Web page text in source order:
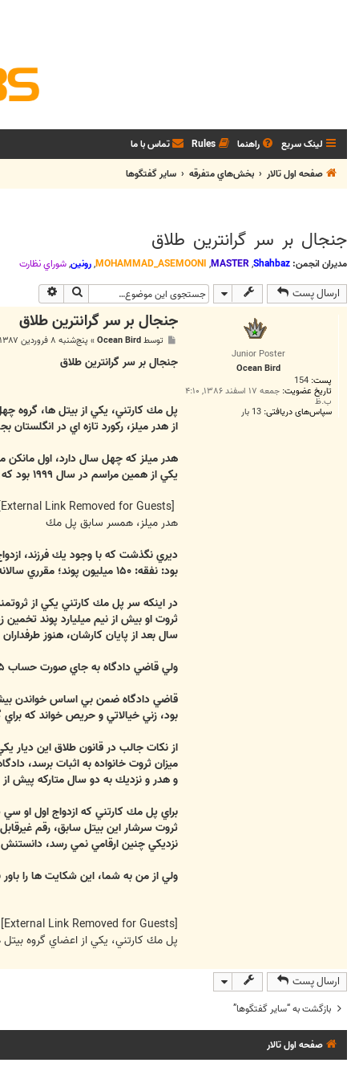
لینک سریع راهنما Rules
تماس با ما
صفحه اول تالار
بخش‌‌هاي متفرقه ساير گفتگوها
جنجال بر سر گرانترين طلاق
مدیران انجمن: Shahbaz
,
MASTER
,
MOHAMMAD_ASEMOONI
,رونین,شوراي نظارت
ارسال پست جستجو
Junior Poster
Ocean Bird
پست: 154
تاریخ عضویت: جمعه ۱۷ اسفند ۱۳۸۶, ۴:۱۰
ب.ظ
سپاس‌های دریافتی: 13 بار
جنجال بر سر گرانترين طلاق
ت
توسطOcean Bird
» پنج‌شنبه ۸ فروردین ۱۳۸۷, ۳:۰۱ ب.ظ
جنجال بر سر گرانترين طلاق
از هدر ميلز، ركورد تازه اي در
يكي از همين مراسم در سال ۱۹۹۹ بود كه با پل مك كارتني كه تازه از ملكه لقب سر گرفته بود آشنا شد و با وجود ۲۵ سال تفاوت سن به هم دل باختند و بعد از دو سال ازدواج كردند.
[External Link Removed for Guests]
هدر ميلز، همسر سابق پل مك
ديري نگذشت كه با وجود يك فرزند،
بود: نفقه: ۱۵۰ ميليون پوند؛ مقرري سالانه براي ادامه فعاليت هاي نيكوكارانه: ۶۲۷ هزار پوند؛ مقرري سالانه براي سفر و استراحت: نيم ميليون پوند و ... اقلام و مبالغي ديگر.
در اينكه سر پل مك كارتني يكي از
سال بعد از پايان كارشان، هنوز
ولي قاضي دادگاه به جاي صورت حساب ۱۲۵ ميليون پوندي خانم ميلز، فقط ۲۵ ميليون آن را جايز دانست و تقاضاهاي ديگر او، مثل انتقال سند مالكيت هفت باب مستغلات متعلق به سر پل را رد كرد.
قاضي دادگاه ضمن بي اساس خواندن
بود، زني خيالاتي و حريص خواند كه
از نكات جالب در قانون طلاق اين ديار
ميزان ثروت خانواده به اثبات برسد،
و هدر و نزديك به دو سال متاركه پيش از طلاق را
براي پل مك كارتني كه ازدواج اول او
نزديكي چنين ارقامي نمي رسد، دانستنش
ولي از من به شما، اين شكايت ها را
[External Link Removed for Guests]
پل مك كارتني، يكي از اعضاي گروه
ارسال پست
بازگشت به “ساير گفتگوها”
صفحه اول تالار